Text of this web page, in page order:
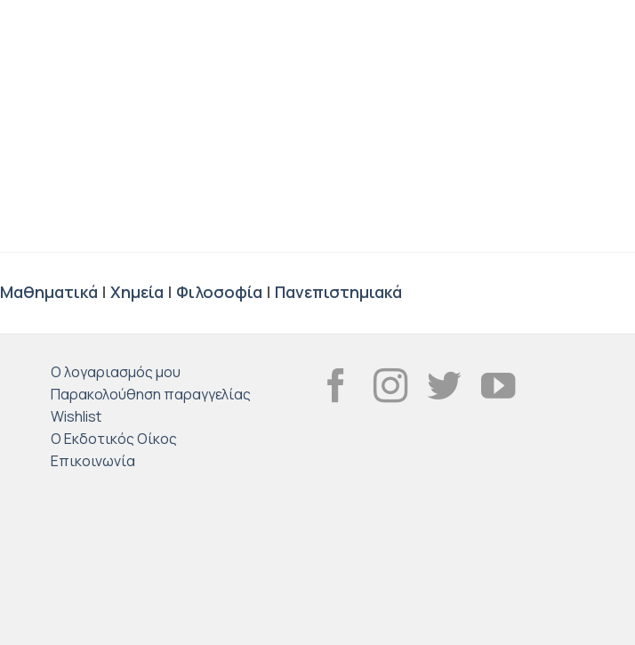
Μαθηματικά | Χημεία | Φιλοσοφία | Πανεπιστημιακά
Ο λογαριασμός μου
Παρακολούθηση παραγγελίας
Wishlist
Ο Εκδοτικός Οίκος
Επικοινωνία